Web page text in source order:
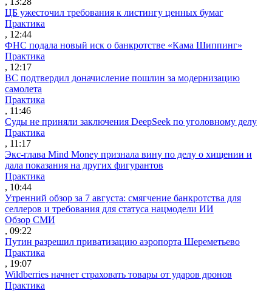
ЦБ ужесточил требования к листингу ценных бумаг
Практика
, 12:44
ФНС подала новый иск о банкротстве «Кама Шиппинг»
Практика
, 12:17
ВС подтвердил доначисление пошлин за модернизацию
самолета
Практика
, 11:46
Суды не приняли заключения DeepSeek по уголовному делу
Практика
, 11:17
Экс-глава Mind Money признала вину по делу о хищении и
дала показания на других фигурантов
Практика
, 10:44
Утренний обзор за 7 августа: смягчение банкротства для
селлеров и требования для статуса нацмодели ИИ
Обзор СМИ
, 09:22
Путин разрешил приватизацию аэропорта Шереметьево
Практика
, 19:07
Wildberries начнет страховать товары от ударов дронов
Практика